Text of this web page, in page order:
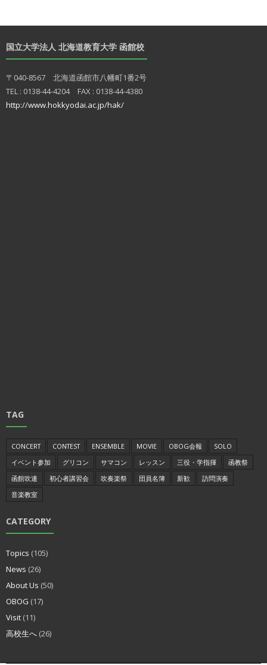
国立大学法人 北海道教育大学 函館校
〒040-8567 北海道函館市八幡町1番2号
TEL : 0138-44-4204 FAX : 0138-44-4380
http://www.hokkyodai.ac.jp/hak/
TAG
CONCERT CONTEST ENSEMBLE MOVIE OBOG会報
SOLO
イベント参加
グリコン サマコン レッスン 三役・学指揮
函教祭
函館吹連
初心者講習会 吹奏楽祭 団員名簿 新歓
訪問演奏
音楽教室
CATEGORY
Topics (105)
News (26)
About Us (50)
OBOG (17)
Visit (11)
高校生へ (26)